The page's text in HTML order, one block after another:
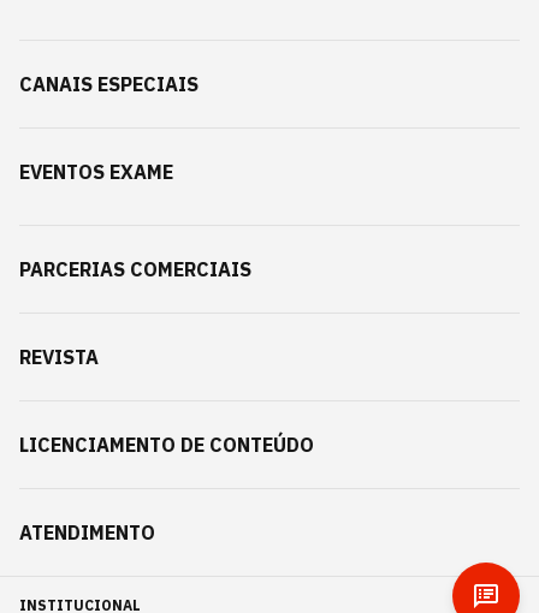
CANAIS ESPECIAIS
EVENTOS EXAME
PARCERIAS COMERCIAIS
REVISTA
LICENCIAMENTO DE CONTEÚDO
ATENDIMENTO
INSTITUCIONAL